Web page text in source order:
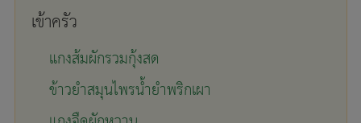
เข้าครัว
แกงส้มผักรวมกุ้งสด
ข้าวยำสมุนไพรน้ำยำพริกเผา